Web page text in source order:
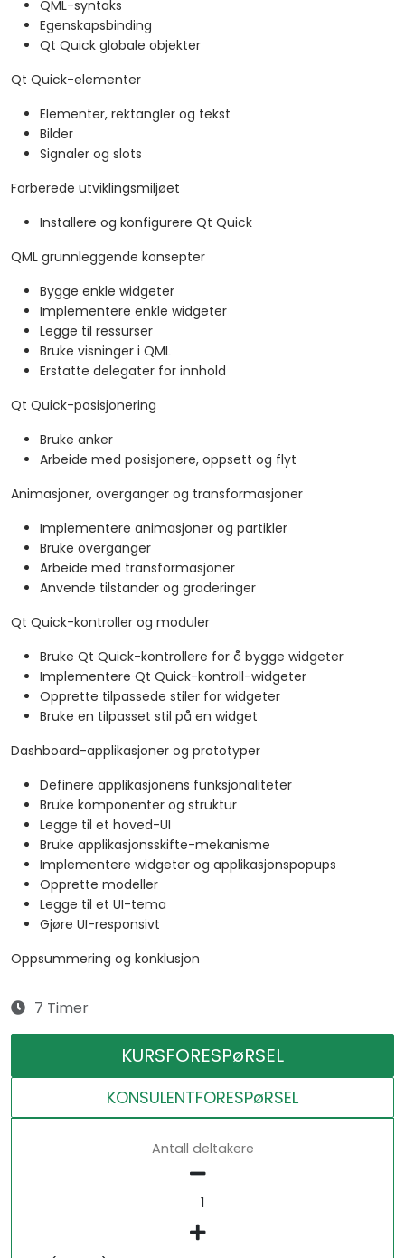
QML-syntaks
Egenskapsbinding
Qt Quick globale objekter
Qt Quick-elementer
Elementer, rektangler og tekst
Bilder
Signaler og slots
Forberede utviklingsmiljøet
Installere og konfigurere Qt Quick
QML grunnleggende konsepter
Bygge enkle widgeter
Implementere enkle widgeter
Legge til ressurser
Bruke visninger i QML
Erstatte delegater for innhold
Qt Quick-posisjonering
Bruke anker
Arbeide med posisjonere, oppsett og flyt
Animasjoner, overganger og transformasjoner
Implementere animasjoner og partikler
Bruke overganger
Arbeide med transformasjoner
Anvende tilstander og graderinger
Qt Quick-kontroller og moduler
Bruke Qt Quick-kontrollere for å bygge widgeter
Implementere Qt Quick-kontroll-widgeter
Opprette tilpassede stiler for widgeter
Bruke en tilpasset stil på en widget
Dashboard-applikasjoner og prototyper
Definere applikasjonens funksjonaliteter
Bruke komponenter og struktur
Legge til et hoved-UI
Bruke applikasjonsskifte-mekanisme
Implementere widgeter og applikasjonspopups
Opprette modeller
Legge til et UI-tema
Gjøre UI-responsivt
Oppsummering og konklusjon
7 Timer
KURSFORESPøRSEL
KONSULENTFORESPøRSEL
Antall deltakere